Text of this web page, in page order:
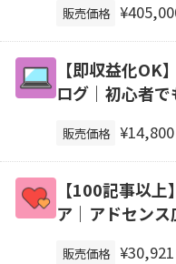
販売価格
【即収益化OK
ログ｜初心者で
販売価格 ¥14,800
【100記事以
ア｜アドセン
販売価格 ¥30,921